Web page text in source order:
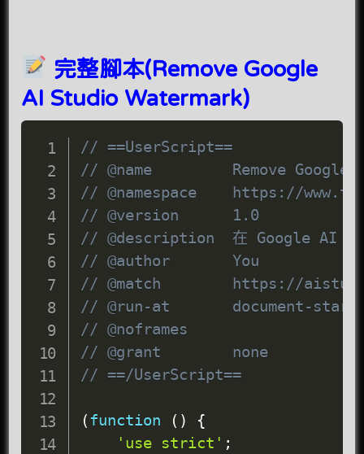
完整腳本(Remove Google
AI Studio Watermark)
// ==UserScript==
// @name         Remove Google
// @namespace    https://
// @version      1.0
// @description  在 Google AI
// @author       You
// @match        https://
// @run-at       document-start
// @noframes
// @grant        none
// ==/UserScript==
(function ( )
{
'use strict' ;